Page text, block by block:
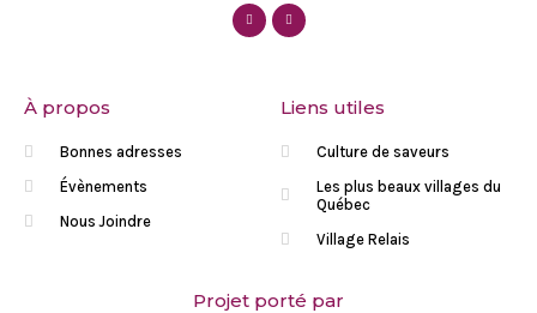
À propos
Bonnes adresses
Évènements
Nous Joindre
Liens utiles
Culture de saveurs
Les plus beaux villages du
Québec
Village Relais
Projet porté par